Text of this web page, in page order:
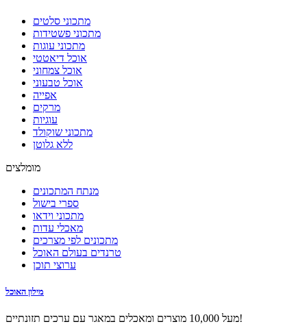
מתכוני סלטים
מתכוני פשטידות
מתכוני עוגות
אוכל דיאטטי
אוכל צמחוני
אוכל טבעוני
אפייה
מרקים
עוגיות
מתכוני שוקולד
ללא גלוטן
מומלצים
מנתח המתכונים
ספרי בישול
מתכוני וידאו
מאכלי עדות
מתכונים לפי מצרכים
טרנדים בעולם האוכל
ערוצי תוכן
מילון האוכל
מעל 10,000 מוצרים ומאכלים במאגר עם ערכים תזונתיים!